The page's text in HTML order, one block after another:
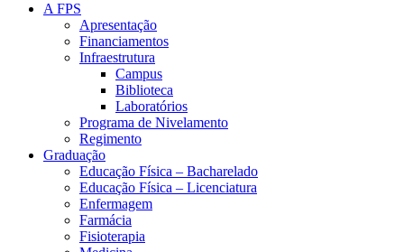
A FPS
Apresentação
Financiamentos
Infraestrutura
Campus
Biblioteca
Laboratórios
Programa de Nivelamento
Regimento
Graduação
Educação Física – Bacharelado
Educação Física – Licenciatura
Enfermagem
Farmácia
Fisioterapia